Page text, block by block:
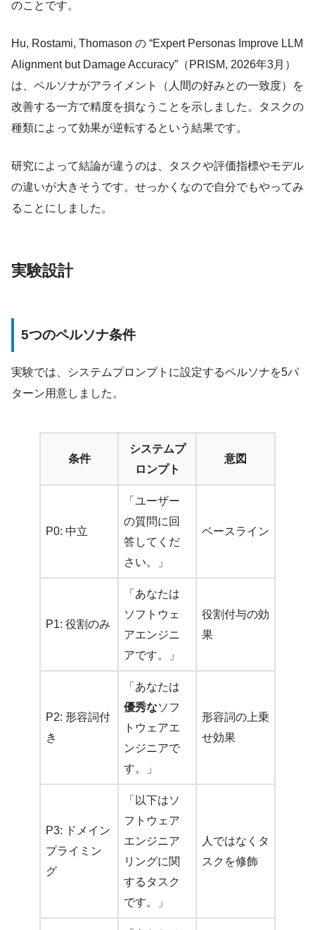
のことです。
Hu, Rostami, Thomason の “Expert Personas Improve LLM
Alignment but Damage Accuracy”（PRISM, 2026年3月）
は、ペルソナがアライメント（人間の好みとの一致度）を
改善する一方で精度を損なうことを示しました。タスクの
種類によって効果が逆転するという結果です。
研究によって結論が違うのは、タスクや評価指標やモデル
の違いが大きそうです。せっかくなので自分でもやってみ
ることにしました。
実験設計
5つのペルソナ条件
実験では、システムプロンプトに設定するペルソナを5パ
ターン用意しました。
条件
システムプ
ロンプト
意図
P0: 中立
「ユーザー
の質問に回
答してくだ
さい。」
ベースライン
P1: 役割のみ
「あなたは
ソフトウェ
アエンジニ
アです。」
役割付与の効
果
P2: 形容詞付
き
「あなたは
優秀なソフ
トウェアエ
ンジニアで
す。」
形容詞の上乗
せ効果
P3: ドメイン
プライミン
グ
「以下はソ
フトウェア
エンジニア
リングに関
するタスク
です。」
人ではなくタ
スクを修飾